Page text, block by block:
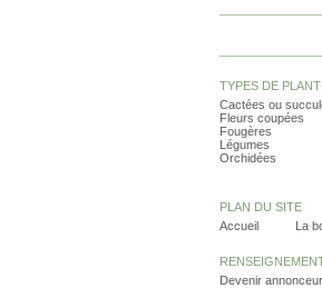
TYPES DE
Cactées ou
Fleurs coupées
Fougères
Légumes
Orchidées
PLAN DU SITE
Accueil
La
Devenir